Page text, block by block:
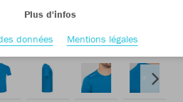
Plus d'infos
données
Mentions légales